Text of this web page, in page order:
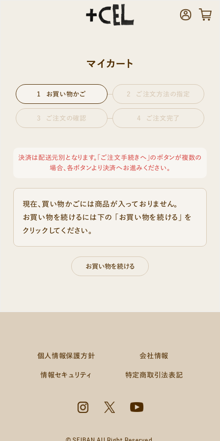
マイカート
お買い物かご ご注文方法の指定
ご注文の確認 ご注文完了
決済は配送元別となります。「ご注文手続きへ」のボタンが複数の
場合、各ボタンより決済へお進みください。
現在、買い物かごには商品が入っておりません。
お買い物を続けるには下の 「お買い物を続ける」 を
クリックしてください。
個人情報保護方針 会社情報
情報セキュリティ 特定商取引法表記